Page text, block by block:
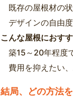
既存の屋根材の
デザインの自由
こんな屋根におす
築15～20年程度
費用を抑えたい
結局、どの方法